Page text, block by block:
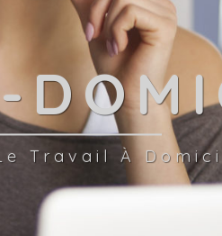
Travail À